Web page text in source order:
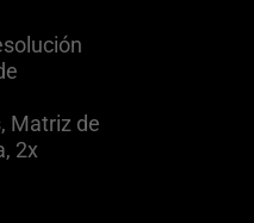
Matriz de
2x